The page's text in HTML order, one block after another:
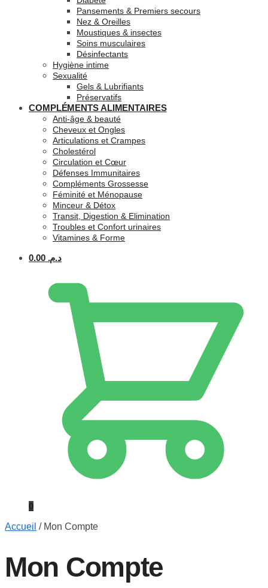
Pansements & Premiers secours
Nez & Oreilles
Moustiques & insectes
Soins musculaires
Désinfectants
Hygiène intime
Sexualité
Gels & Lubrifiants
Préservatifs
COMPLÉMENTS ALIMENTAIRES
Anti-âge & beauté
Cheveux et Ongles
Articulations et Crampes
Cholestérol
Circulation et Cœur
Défenses Immunitaires
Compléments Grossesse
Féminité et Ménopause
Minceur & Détox
Transit, Digestion & Elimination
Troubles et Confort urinaires
Vitamines & Forme
د.م. 0.00
0
Accueil / Mon Compte
Mon Compte